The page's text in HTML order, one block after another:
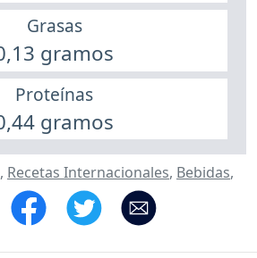
Grasas
gramos
Proteínas
gramos
, Recetas Internacionales, Bebidas,